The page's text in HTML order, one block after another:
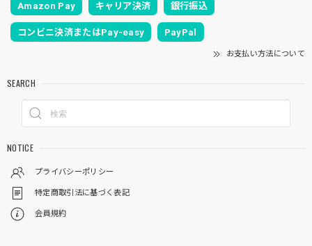
Amazon Pay キャリア決済 銀行振込
コンビニ決済またはPay-easy PayPal
お支払い方法について
SEARCH
NOTICE
プライバシーポリシー
特定商取引法に基づく表記
会員規約